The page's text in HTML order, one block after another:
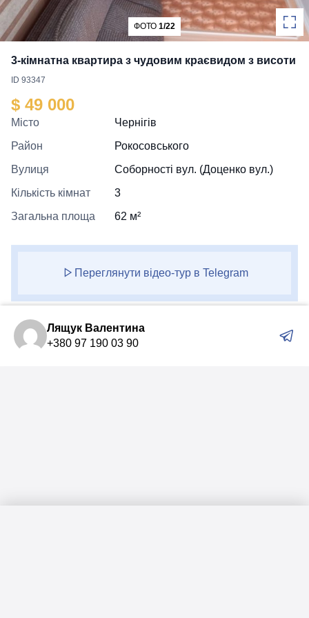
ФОТО 1/22
3-кімнатна квартира з чудовим краєвидом з висоти
ID 93347
$ 49 000
Місто
Чернігів
Район
Рокосовського
Вулиця
Соборності вул. (Доценко вул.)
Кількість кімнат
3
Загальна площа
62 м²
Переглянути відео-тур в Telegram
Лящук Валентина
+380 97 190 03 90